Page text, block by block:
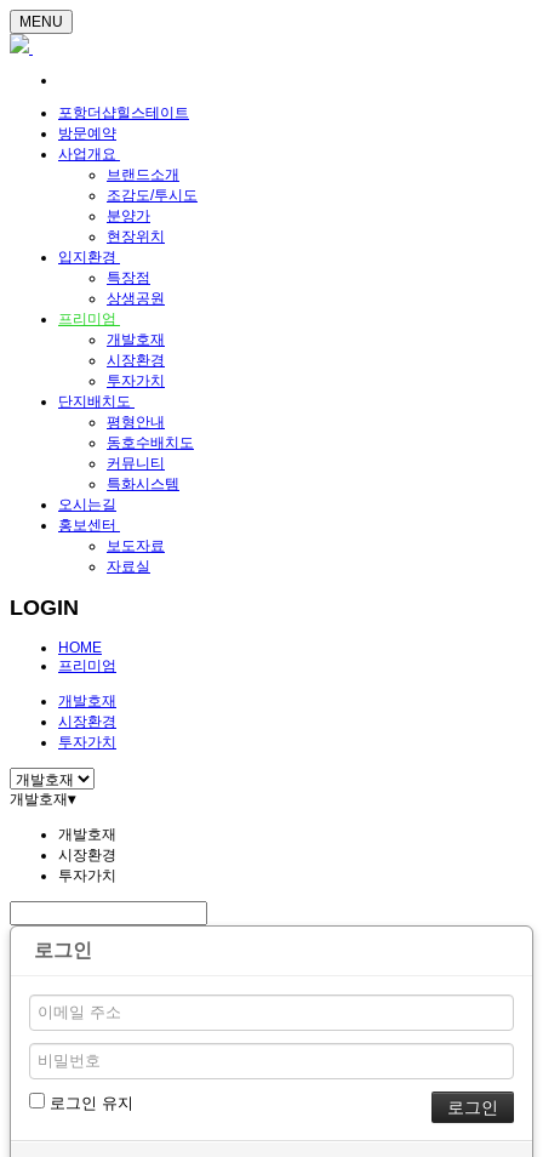
MENU
포항더샵힐스테이트
방문예약
사업개요
브랜드소개
조감도/투시도
분양가
현장위치
입지환경
특장점
상생공원
프리미엄
개발호재
시장환경
투자가치
단지배치도
평형안내
동호수배치도
커뮤니티
특화시스템
오시는길
홍보센터
보도자료
자료실
LOGIN
HOME
프리미엄
개발호재
시장환경
투자가치
개발호재▾
개발호재
시장환경
투자가치
로그인
로그인 유지